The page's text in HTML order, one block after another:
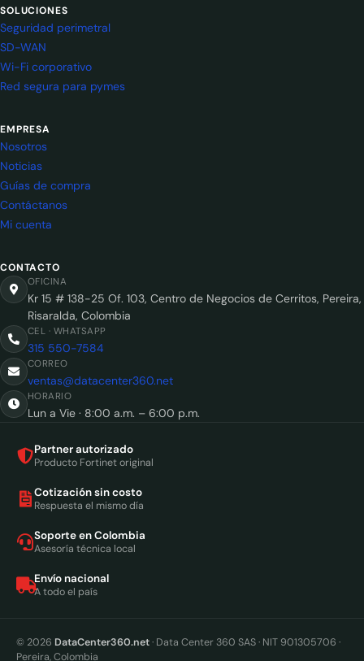
SOLUCIONES
Seguridad perimetral
SD-WAN
Wi-Fi corporativo
Red segura para pymes
EMPRESA
Nosotros
Noticias
Guías de compra
Contáctanos
Mi cuenta
CONTACTO
OFICINA
Kr 15 # 138-25 Of. 103, Centro de Negocios de Cerritos, Pereira,
Risaralda, Colombia
CEL · WHATSAPP
315 550-7584
CORREO
ventas@datacenter360.net
HORARIO
Lun a Vie · 8:00 a.m. – 6:00 p.m.
Partner autorizado
Producto Fortinet original
Cotización sin costo
Respuesta el mismo día
Soporte en Colombia
Asesoría técnica local
Envío nacional
A todo el país
© 2026 DataCenter360.net· Data Center 360 SAS · NIT 901305706 ·
Pereira, Colombia